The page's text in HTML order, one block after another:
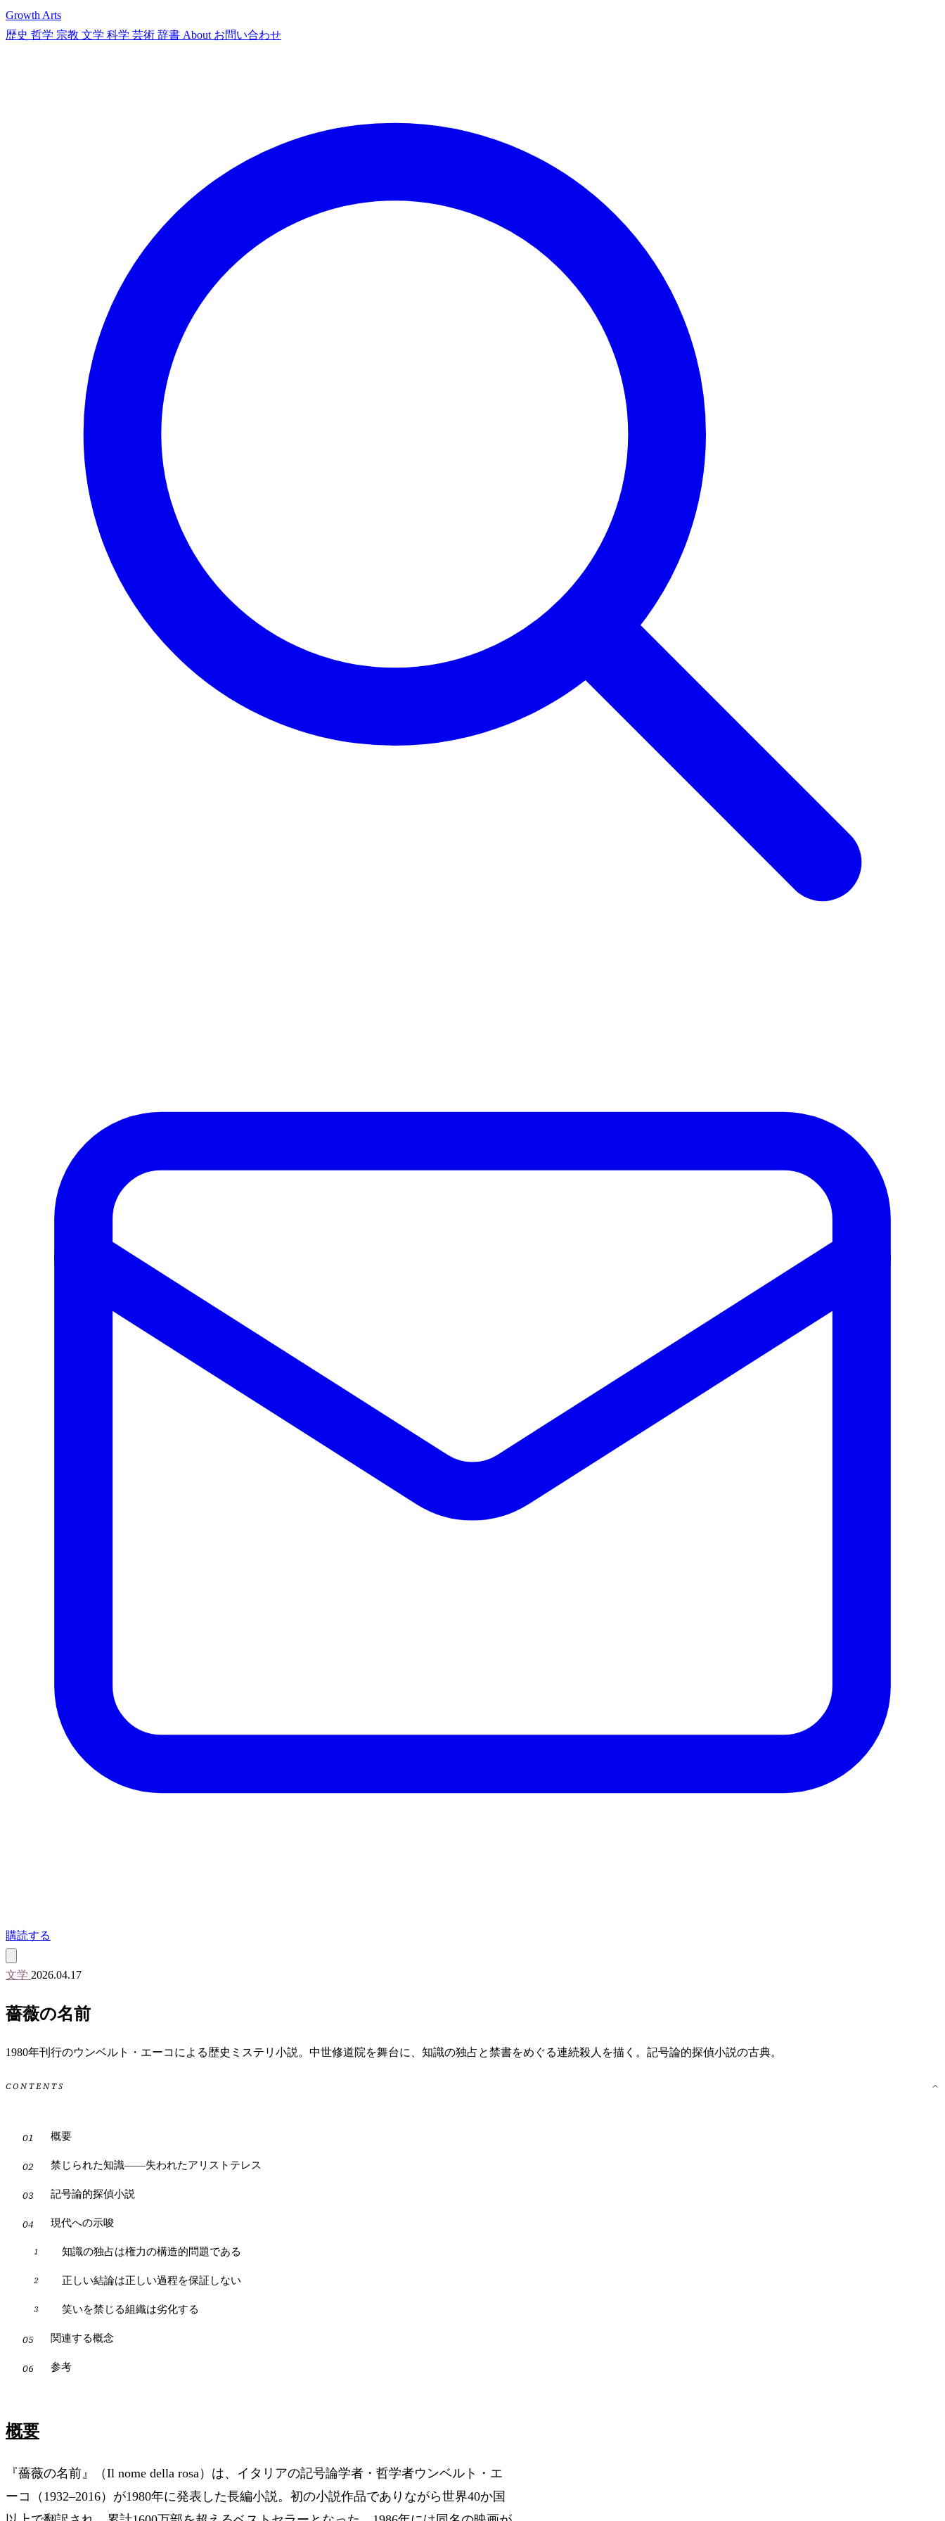
Growth Arts
歴史 哲学 宗教 文学 科学 芸術 辞書 About お問い合わせ
購読する
文学 2026.04.17
薔薇の名前
1980年刊行のウンベルト・エーコによる歴史ミステリ小説。中世修道院を舞台に、知識の独占と禁書をめぐる連続殺人を描く。記号論的探偵小説の古典。
CONTENTS
概要
禁じられた知識——失われたアリストテレス
記号論的探偵小説
現代への示唆
知識の独占は権力の構造的問題である
正しい結論は正しい過程を保証しない
笑いを禁じる組織は劣化する
関連する概念
参考
概要
『薔薇の名前』（Il nome della rosa）は、イタリアの記号論学者・哲学者ウンベルト・エ
ーコ（1932–2016）が1980年に発表した長編小説。初の小説作品でありながら世界40か国